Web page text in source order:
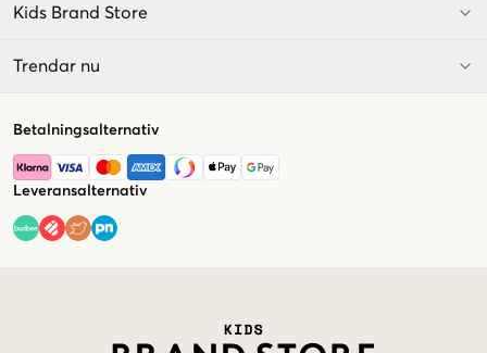
Kids Brand Store
Trendar nu
Betalningsalternativ
Leveransalternativ